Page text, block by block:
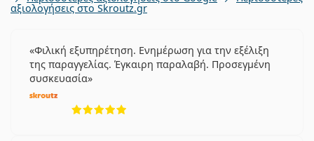
Ποια είναι η διαφορά μεταξύ των
συσκευασιών 3 και 6 Proclear Multifocal Toric;
Πολυεστιακοί φακοί επαφής
αξιολογήσεις στο Skroutz.gr
Φιλική εξυπηρέτηση. Ενημέρωση για την εξέλιξη
της παραγγελίας. Έγκαιρη παραλαβή. Προσεγμένη
συσκευασία